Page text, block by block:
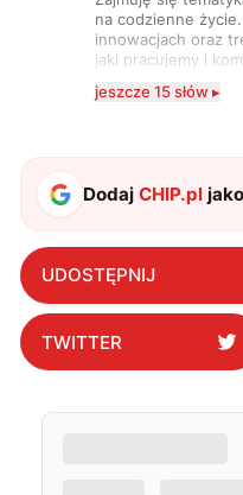
na codzienne
innowacjach oraz
jaki pracujemy i
technologii a
jeszcze 15 słów ▸
DodajCHIP.pl
UDOSTĘPNIJ
TWITTER